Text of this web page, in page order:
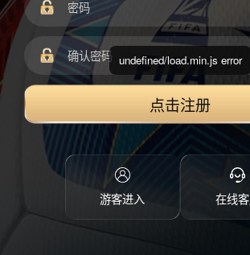
点击注册
游客进入 在线
undefined/load.min.js error